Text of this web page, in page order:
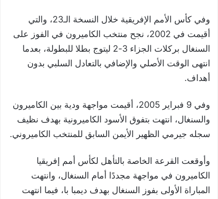
وفي كأس الأمم الإفريقية خلال النسخة الـ23، والتي
أقيمت في 2002، نجح منتخب الكاميرون في الفوز على
السنغال بركلات الجزاء 3-2 ليتوج بطلا للبطولة، بعدما
انتهى الوقت الأصلي والإضافي بالتعادل السلبي بدون
أهداف.
وفي 9 فبراير 2005، أقيمت مواجهة ودية بين الكاميرون
والسنغال، انتهت بتفوق الأسود الكاميرونية بهدف نظيف
سجله جيرمي الظهير الأيمن السابق للمنتخب الكاميروني.
وأوقعت القرعة الخاصة بالتأهل لكأس أمم إفريقيا
الكاميرون في مواجهة مجددًا أمام السنغال، وانتهت
المباراة الأولى بفوز السنغال بهدف ديمبا با، فيما انتهت